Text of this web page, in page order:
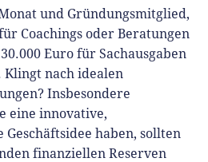
und Gründungsmitglied,
Coachings oder Beratungen
Euro für Sachausgaben
Klingt nach idealen
Insbesondere
eine innovative,
haben, sollten
finanziellen Reserven